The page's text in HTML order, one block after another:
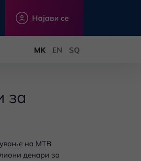
Најави се
за
на МТВ
денари за